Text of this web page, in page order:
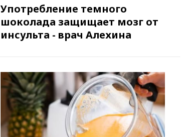
Употребление темного
шоколада защищает мозг от
инсульта - врач Алехина